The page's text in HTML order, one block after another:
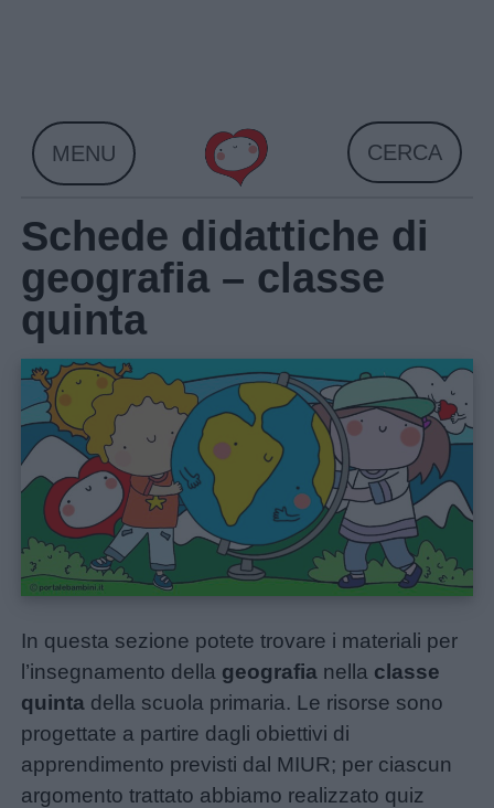
Home
MENU CERCA
Schede didattiche di
geografia – classe
quinta
In questa sezione potete trovare i materiali per
l’insegnamento della geografia nella classe
quinta della scuola primaria. Le risorse sono
progettate a partire dagli obiettivi di
apprendimento previsti dal MIUR; per ciascun
argomento trattato abbiamo realizzato quiz